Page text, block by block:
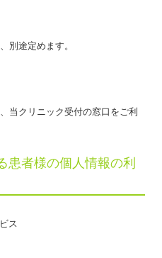
別途定めます。
当クリニック受付の窓口をご利
患者様の個人情報の利
ス